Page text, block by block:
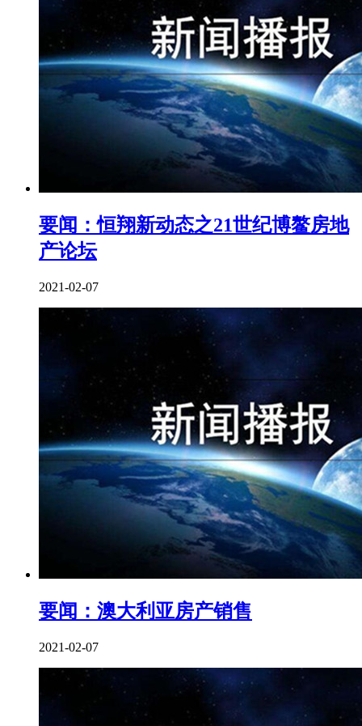
要闻：恒翔新动态之21世纪博鳌房地
产论坛
2021-02-07
要闻：澳大利亚房产销售
2021-02-07